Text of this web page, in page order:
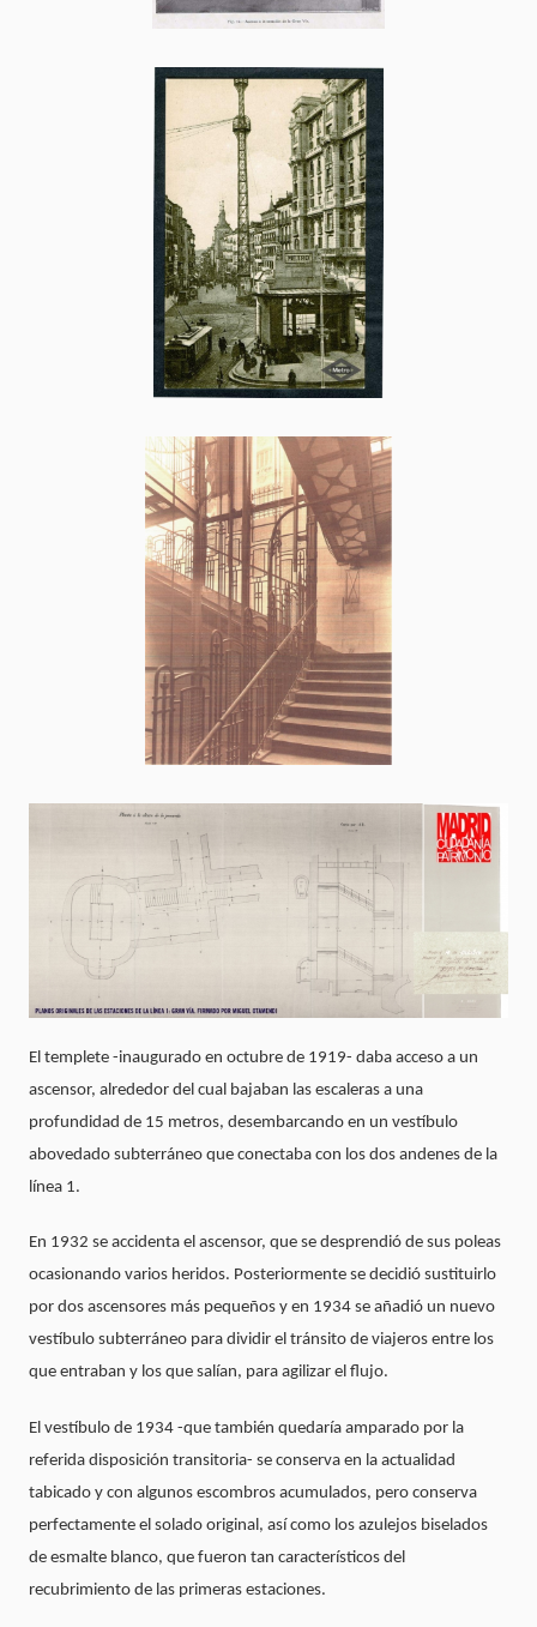
El templete -inaugurado en octubre de 1919- daba acceso a un
ascensor, alrededor del cual bajaban las escaleras a una
profundidad de 15 metros, desembarcando en un vestíbulo
abovedado subterráneo que conectaba con los dos andenes de la
línea 1.
En 1932 se accidenta el ascensor, que se desprendió de sus poleas
ocasionando varios heridos. Posteriormente se decidió sustituirlo
por dos ascensores más pequeños y en 1934 se añadió un nuevo
vestíbulo subterráneo para dividir el tránsito de viajeros entre los
que entraban y los que salían, para agilizar el flujo.
El vestíbulo de 1934 -que también quedaría amparado por la
referida disposición transitoria- se conserva en la actualidad
tabicado y con algunos escombros acumulados, pero conserva
perfectamente el solado original, así como los azulejos biselados
de esmalte blanco, que fueron tan característicos del
recubrimiento de las primeras estaciones.